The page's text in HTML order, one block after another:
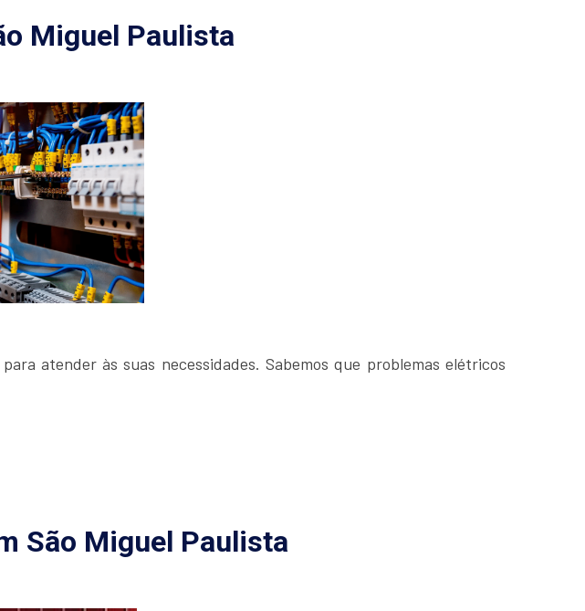
Miguel Paulista
atender às suas necessidades. Sabemos que problemas elétricos
São Miguel Paulista